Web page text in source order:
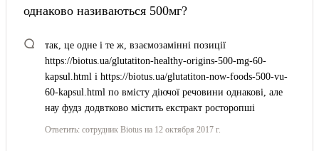
однаково називаються 500мг?
так, це одне і те ж, взаємозамінні позиції
https://biotus.ua/glutatiton-healthy-origins-500-mg-60-
kapsul.html і https://biotus.ua/glutatiton-now-foods-500-vu-
60-kapsul.html по вмісту діючої речовини однакові, але
нау фудз додвтково містить екстракт росторопші
Ответить: сотрудник Biotus на 12 октября 2017 г.